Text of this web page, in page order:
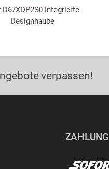
D67XDP2S0 Integrierte
Designhaube
verpassen!
ZAHLUNG